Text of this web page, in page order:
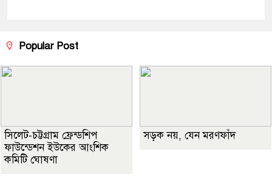
Popular Post
সিলেট-চট্টগ্রাম ফ্রেন্ডশিপ
ফাউন্ডেশন ইউকের আংশিক
কমিটি ঘোষণা
সড়ক নয়, যেন মরণফাঁদ